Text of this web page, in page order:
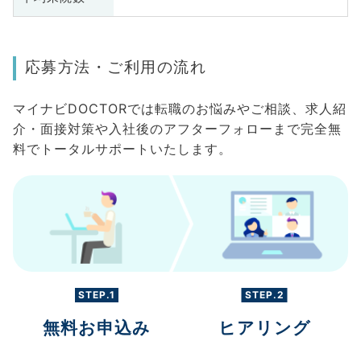
応募方法・ご利用の流れ
マイナビDOCTORでは転職のお悩みやご相談、求人紹
介・面接対策や入社後のアフターフォローまで完全無
料でトータルサポートいたします。
STEP.1
無料お申込み
STEP.2
ヒアリング